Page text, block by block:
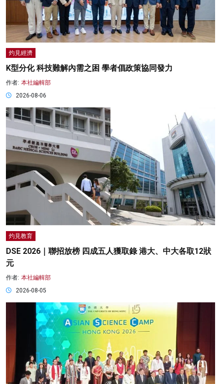
灼見經濟
K型分化 科技難解內需之困 學者倡政策協同發力
作者: 本社編輯部
2026-08-06
灼見教育
DSE 2026｜聯招放榜 四成五人獲取錄 港大、中大各取12狀
元
作者: 本社編輯部
2026-08-05